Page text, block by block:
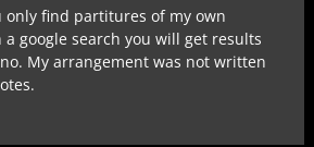
only find partitures of my own
google search you will get results
My arrangement was not written